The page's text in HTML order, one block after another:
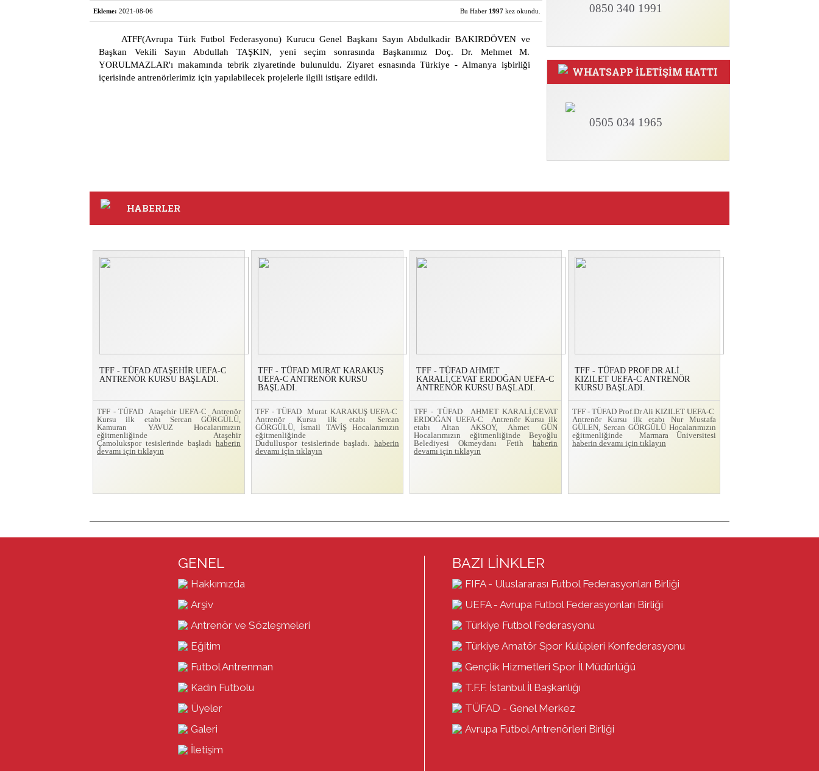
Ekleme: 2021-08-06 Bu Haber 1997 kez okundu.
ATFF(Avrupa Türk Futbol Federasyonu) Kurucu Genel Başkanı Sayın Abdulkadir BAKIRDÖVEN ve
Başkan Vekili Sayın Abdullah TAŞKIN, yeni seçim sonrasında Başkanımız Doç. Dr. Mehmet M.
YORULMAZLAR'ı makamında tebrik ziyaretinde bulunuldu. Ziyaret esnasında Türkiye - Almanya işbirliği
içerisinde antrenörlerimiz için yapılabilecek projelerle ilgili istişare edildi.
0850 340 1991
WHATSAPP İLETİŞİM HATTI
0505 034 1965
HABERLER
TFF - TÜFAD ATAŞEHİR UEFA-C
ANTRENÖR KURSU BAŞLADI.
TFF - TÜFAD Ataşehir UEFA-C Antrenör
Kursu ilk etabı Sercan GÖRGÜLÜ,
Kamuran YAVUZ Hocalarımızın
eğitmenliğinde Ataşehir
Çamolukspor tesislerinde başladı haberin
devamı için tıklayın
TFF - TÜFAD MURAT KARAKUŞ
UEFA-C ANTRENÖR KURSU
BAŞLADI.
TFF - TÜFAD Murat KARAKUŞ UEFA-C
Antrenör Kursu ilk etabı Sercan
GÖRGÜLÜ, İsmail TAVİŞ Hocalarımızın
eğitmenliğinde
Dudulluspor tesislerinde başladı. haberin
devamı için tıklayın
TFF - TÜFAD AHMET
KARALİ,CEVAT ERDOĞAN UEFA-C
ANTRENÖR KURSU BAŞLADI.
TFF - TÜFAD AHMET KARALİ,CEVAT
ERDOĞAN UEFA-C Antrenör Kursu ilk
etabı Altan AKSOY, Ahmet GÜN
Hocalarımızın eğitmenliğinde Beyoğlu
Belediyesi Okmeydanı Fetih haberin
devamı için tıklayın
TFF - TÜFAD PROF.DR ALİ
KIZILET UEFA-C ANTRENÖR
KURSU BAŞLADI.
TFF - TÜFAD Prof.Dr Ali KIZILET UEFA-C
Antrenör Kursu ilk etabı Nur Mustafa
GÜLEN, Sercan GÖRGÜLÜ Hocalarımızın
eğitmenliğinde Marmara Üniversitesi
haberin devamı için tıklayın
GENEL
Hakkımızda
Arşiv
Antrenör ve Sözleşmeleri
Eğitim
Futbol Antrenman
Kadın Futbolu
Üyeler
Galeri
İletişim
BAZI LİNKLER
FIFA - Uluslararası Futbol Federasyonları Birliği
UEFA - Avrupa Futbol Federasyonları Birliği
Türkiye Futbol Federasyonu
Türkiye Amatör Spor Kulüpleri Konfederasyonu
Gençlik Hizmetleri Spor İl Müdürlüğü
T.F.F. İstanbul İl Başkanlığı
TÜFAD - Genel Merkez
Avrupa Futbol Antrenörleri Birliği